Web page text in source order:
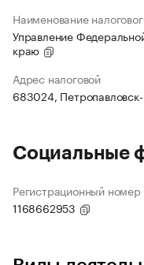
Наименование
Управление
краю
Адрес налоговой
683024,
Социальные
Регистрационный
1168662953